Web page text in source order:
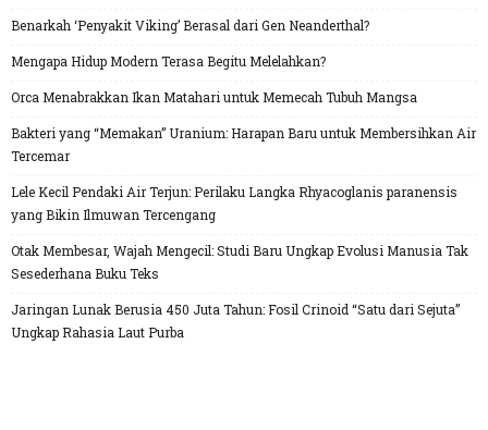
Benarkah ‘Penyakit Viking’ Berasal dari Gen Neanderthal?
Mengapa Hidup Modern Terasa Begitu Melelahkan?
Orca Menabrakkan Ikan Matahari untuk Memecah Tubuh Mangsa
Bakteri yang “Memakan” Uranium: Harapan Baru untuk Membersihkan Air
Tercemar
Lele Kecil Pendaki Air Terjun: Perilaku Langka Rhyacoglanis paranensis
yang Bikin Ilmuwan Tercengang
Otak Membesar, Wajah Mengecil: Studi Baru Ungkap Evolusi Manusia Tak
Sesederhana Buku Teks
Jaringan Lunak Berusia 450 Juta Tahun: Fosil Crinoid “Satu dari Sejuta”
Ungkap Rahasia Laut Purba